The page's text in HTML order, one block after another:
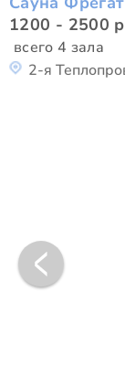
1200 - 2500
всего 4 зала
2-я